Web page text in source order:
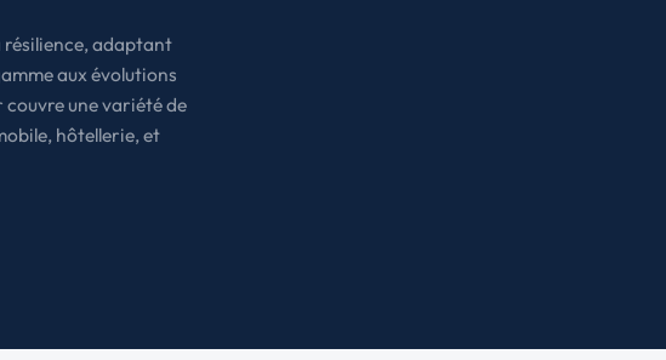
résilience, adaptant
aux évolutions
une variété de
hôtellerie, et